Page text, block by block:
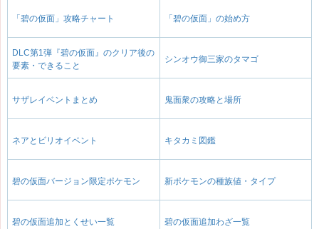
「碧の仮面」攻略チャート 「碧の仮面」の始め方
DLC第1弾『碧の仮面』のクリア後の
要素・できること
シンオウ御三家のタマゴ
サザレイベントまとめ 鬼面衆の攻略と場所
ネアとビリオイベント キタカミ図鑑
碧の仮面バージョン限定ポケモン 新ポケモンの種族値・タイプ
碧の仮面追加とくせい一覧 碧の仮面追加わざ一覧